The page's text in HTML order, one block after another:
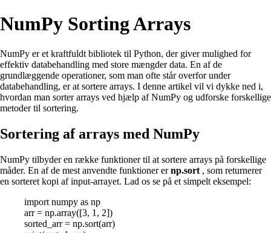
NumPy Sorting Arrays
NumPy er et kraftfuldt bibliotek til Python, der giver mulighed for
effektiv databehandling med store mængder data. En af de
grundlæggende operationer, som man ofte står overfor under
databehandling, er at sortere arrays. I denne artikel vil vi dykke ned i,
hvordan man sorter arrays ved hjælp af NumPy og udforske forskellige
metoder til sortering.
Sortering af arrays med NumPy
NumPy tilbyder en række funktioner til at sortere arrays på forskellige
måder. En af de mest anvendte funktioner ernp.sort , som returnerer
en sorteret kopi af input-arrayet. Lad os se på et simpelt eksempel:
import numpy as np
arr = np.array([3, 1, 2])
sorted_arr = np.sort(arr)